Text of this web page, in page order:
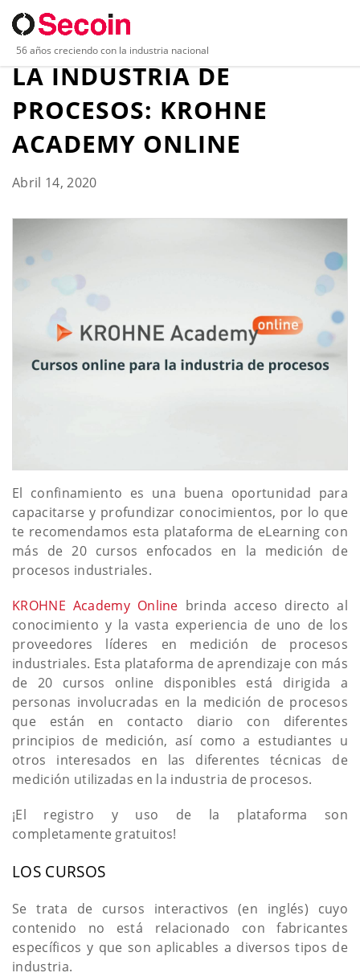
56 años creciendo con la industria nacional
CURSOS GRATUITOS PARA
LA INDUSTRIA DE
PROCESOS: KROHNE
ACADEMY ONLINE
Abril 14, 2020
El confinamiento es una buena oportunidad para
capacitarse y profundizar conocimientos, por lo que
te recomendamos esta plataforma de eLearning con
más de 20 cursos enfocados en la medición de
procesos industriales.
KROHNE Academy Online brinda acceso directo al
conocimiento y la vasta experiencia de uno de los
proveedores líderes en medición de procesos
industriales. Esta plataforma de aprendizaje con más
de 20 cursos online disponibles está dirigida a
personas involucradas en la medición de procesos
que están en contacto diario con diferentes
principios de medición, así como a estudiantes u
otros interesados en las diferentes técnicas de
medición utilizadas en la industria de procesos.
¡El registro y uso de la plataforma son
completamente gratuitos!
LOS CURSOS
Se trata de cursos interactivos (en inglés) cuyo
contenido no está relacionado con fabricantes
específicos y que son aplicables a diversos tipos de
industria.